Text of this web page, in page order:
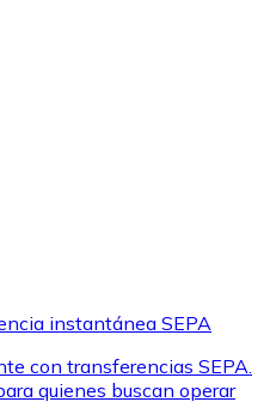
instantánea SEPA
con transferencias SEPA.
quienes buscan operar